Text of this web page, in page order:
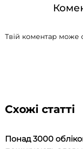
Твій коментар може
Схожі статті
Понад 3000